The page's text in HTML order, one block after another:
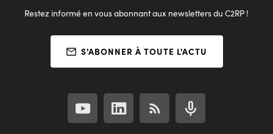
Restez informé en vous abonnant aux newsletters du C2RP !
S'ABONNER À TOUTE L'ACTU